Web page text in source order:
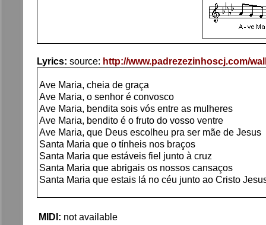
Lyrics: source: http://www.padrezezinhoscj.com/
Ave Maria, cheia de graça
Ave Maria, o senhor é convosco
Ave Maria, bendita sois vós entre as mulheres
Ave Maria, bendito é o fruto do vosso ventre
Ave Maria, que Deus escolheu pra ser mãe de Jesus
Santa Maria que o tínheis nos braços
Santa Maria que estáveis fiel junto à cruz
Santa Maria que abrigais os nossos cansaços
Santa Maria que estais lá no céu junto ao Cristo
MIDI: not available